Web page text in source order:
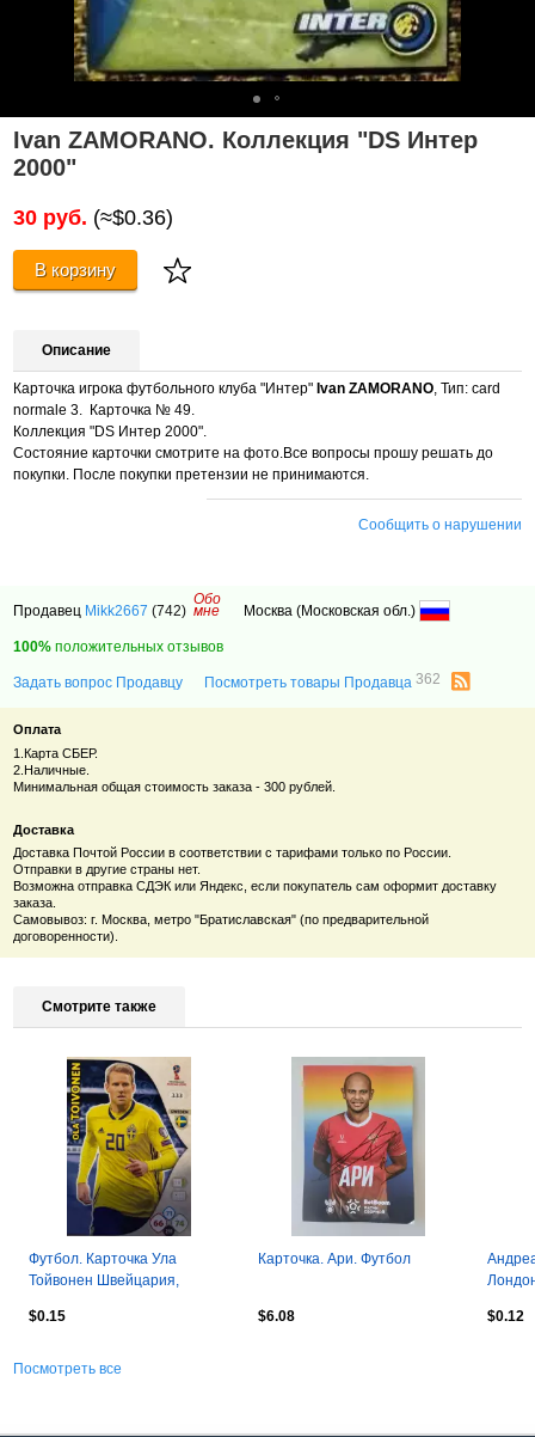
Ivan ZAMORANO. Коллекция "DS Интер
2000"
30 руб. (≈$0.36)
В корзину
Описание
Карточка игрока футбольного клуба "Интер" Ivan ZAMORANO, Тип: card
normale 3. Карточка № 49.
Коллекция "DS Интер 2000".
Состояние карточки смотрите на фото.Все вопросы прошу решать до
покупки. После покупки претензии не принимаются.
Сообщить о нарушении
Продавец Mikk2667 (742)
Обо
мне Москва (Московская обл.)
100% положительных отзывов
Задать вопрос Продавцу Посмотреть товары Продавца362
Оплата
1.Карта СБЕР.
2.Наличные.
Минимальная общая стоимость заказа - 300 рублей.
Доставка
Доставка Почтой России в соответствии с тарифами только по России.
Отправки в другие страны нет.
Возможна отправка СДЭК или Яндекс, если покупатель сам оформит доставку
заказа.
Самовывоз: г. Москва, метро "Братиславская" (по предварительной
договоренности).
Смотрите также
Футбол. Карточка Ула
Тойвонен Швейцария,
Чемпионат Мира 2018
$0.15
Карточка. Ари. Футбол
$6.08
$0.12
Посмотреть все